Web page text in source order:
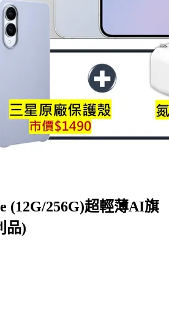
(12G/256G)超輕薄AI旗
品)